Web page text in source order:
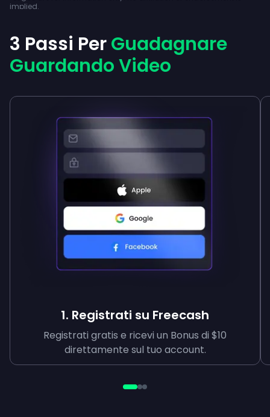
implied.
3 Passi PerGuadagnare
Guardando Video
1. Registrati su Freecash
Registrati gratis e ricevi un Bonus di $10
direttamente sul tuo account.